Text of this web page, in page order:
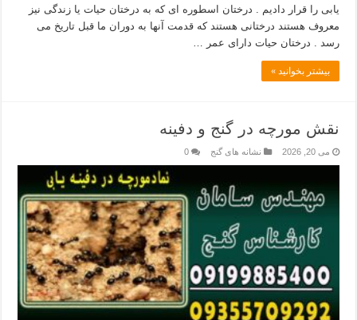
یابی را قرار دادیم . درختان اسطوره ای که به درختان حیات یا زندگی نیز
معروف هستند درختانی هستند که قدمت آنها به دوران ما قبل تاریخ می
رسد . درختان حیات دارای عمر …
بیشتر بخوانید »
نقش مورچه در گنج و دفینه
می 20, 2026 نشانه های گنج 0